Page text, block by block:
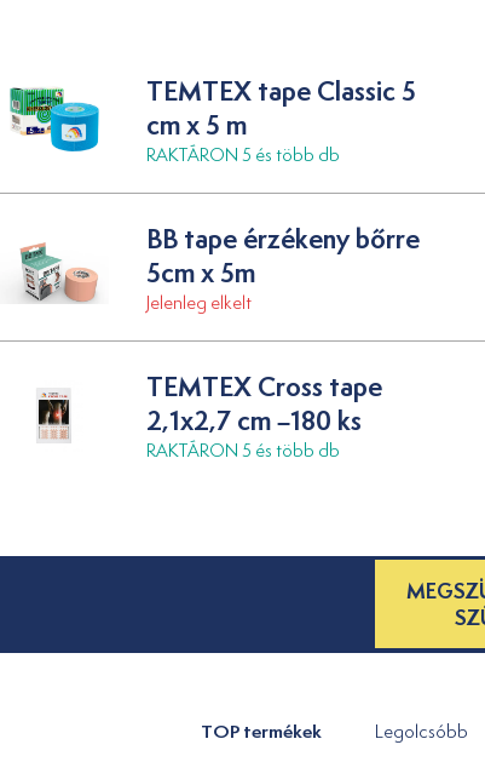
TEMTEX tape Classic 5
cm x 5 m
RAKTÁRON 5 és több db
BB tape érzékeny bőrre
5cm x 5m
Jelenleg elkelt
TEMTEX Cross tape
2,1x2,7 cm –180 ks
RAKTÁRON 5 és több db
TOP termékek Legolcsóbb